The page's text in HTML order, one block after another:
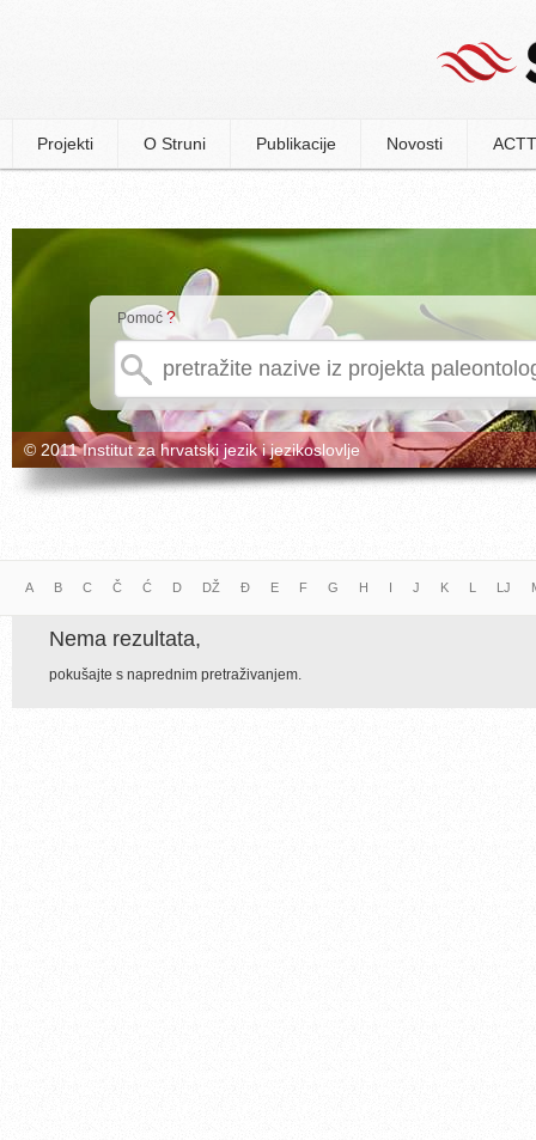
Projekti O Struni Publikacije Novosti
Pomoć ?
© 2011 Institut za hrvatski jezik i jezikoslovlje
A B C Č Ć D DŽ Đ E F G H I J K L LJ
Nema rezultata,
pokušajte s naprednim pretraživanjem.